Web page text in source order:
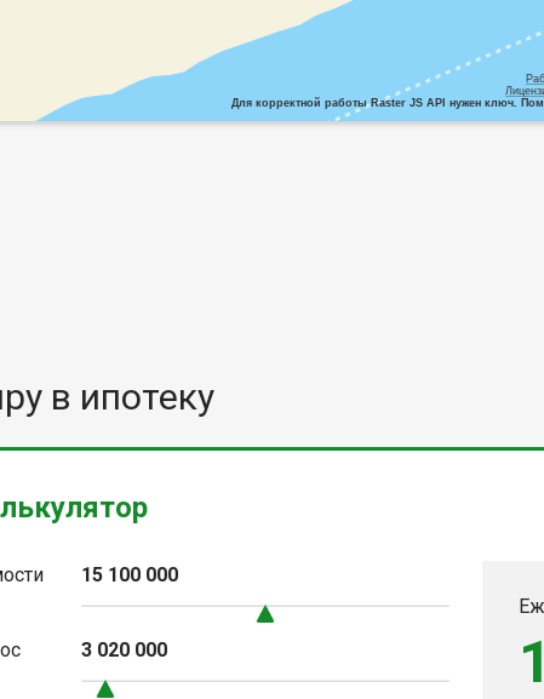
Для корректной работы Raster JS API нужен ключ.
в ипотеку
15 100 000
3 020 000